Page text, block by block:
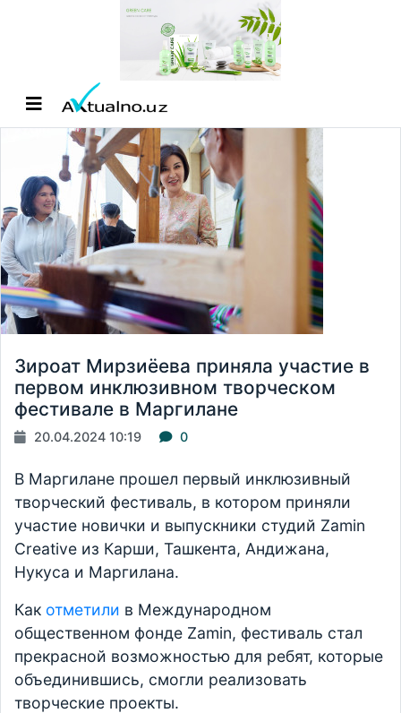
Зироат Мирзиёева приняла участие в
первом инклюзивном творческом
фестивале в Маргилане
20.04.2024 10:19 0
В Маргилане прошел первый инклюзивный
творческий фестиваль, в котором приняли
участие новички и выпускники студий Zamin
Creative из Карши, Ташкента, Андижана,
Нукуса и Маргилана.
Как отметили в Международном
общественном фонде Zamin, фестиваль стал
прекрасной возможностью для ребят, которые
объединившись, смогли реализовать
творческие проекты.